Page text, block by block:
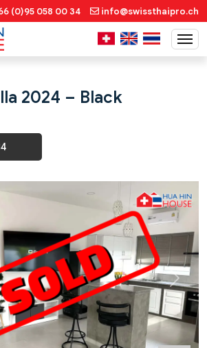
(0)95 058 00 34 info@swissthaipro.ch
2024 – Black
Next